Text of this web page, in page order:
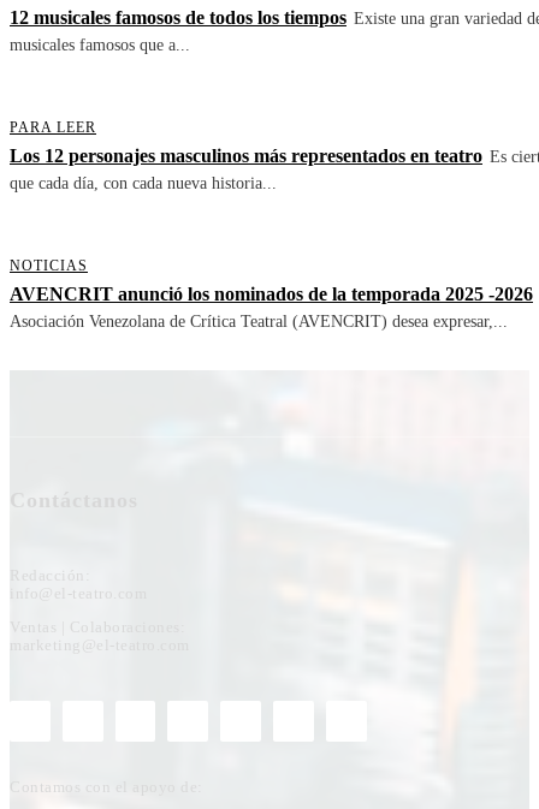
12 musicales famosos de todos los tiempos Existe una gran variedad
musicales famosos que a...
PARA LEER
Los 12 personajes masculinos más representados en teatro Es
que cada día, con cada nueva historia...
NOTICIAS
AVENCRIT anunció los nominados de la temporada 2025 -2026
Asociación Venezolana de Crítica Teatral (AVENCRIT) desea expresar,...
Contáctanos
Redacción:
info@el-teatro.com
Ventas | Colaboraciones:
marketing@el-teatro.com
Contamos con el apoyo de: